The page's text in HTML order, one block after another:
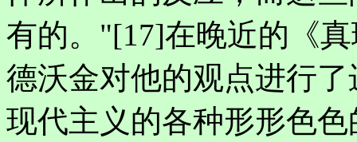
有的。"[17]在晚近的《
德沃金对他的观点进行
现代主义的各种形形色